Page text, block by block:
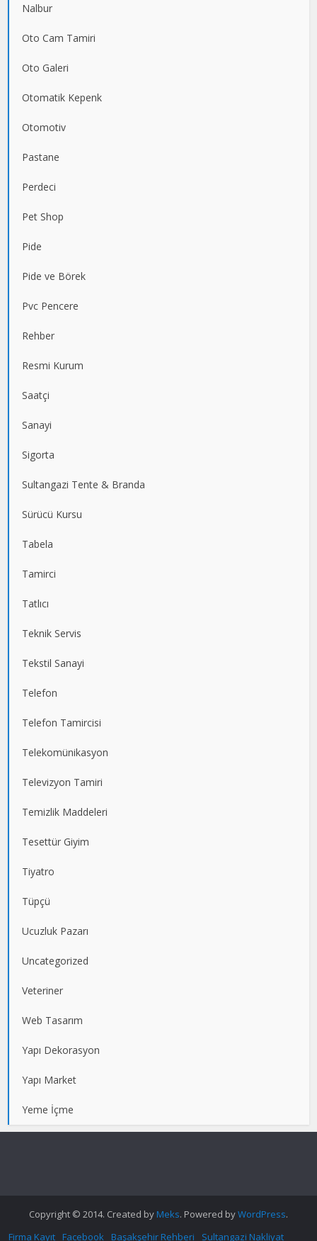
Nalbur
Oto Cam Tamiri
Oto Galeri
Otomatik Kepenk
Otomotiv
Pastane
Perdeci
Pet Shop
Pide
Pide ve Börek
Pvc Pencere
Rehber
Resmi Kurum
Saatçi
Sanayi
Sigorta
Sultangazi Tente & Branda
Sürücü Kursu
Tabela
Tamirci
Tatlıcı
Teknik Servis
Tekstil Sanayi
Telefon
Telefon Tamircisi
Telekomünikasyon
Televizyon Tamiri
Temizlik Maddeleri
Tesettür Giyim
Tiyatro
Tüpçü
Ucuzluk Pazarı
Uncategorized
Veteriner
Web Tasarım
Yapı Dekorasyon
Yapı Market
Yeme İçme
Copyright © 2014. Created byMeks. Powered byWordPress.
Firma Kayıt Facebook Başakşehir Rehberi Sultangazi Nakliyat